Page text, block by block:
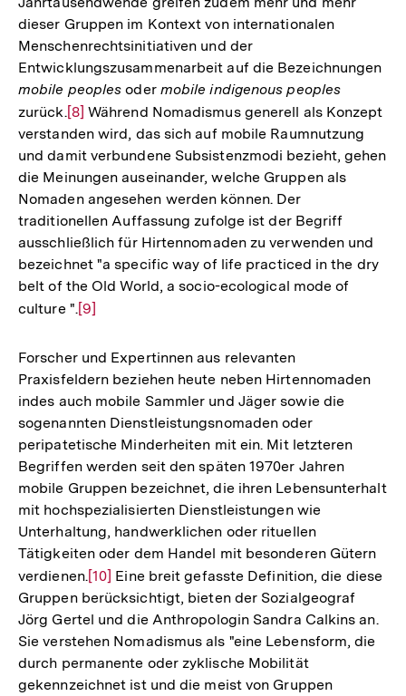
der
dieser Gruppen im Kontext von internationalen
Menschenrechtsinitiativen und der
Entwicklungszusammenarbeit auf die Bezeichnungen
mobile peoples oder mobile indigenous peoples
zurück.Zur
Auflösung
der
Fußnote
[8] Während Nomadismus generell als Konzept
verstanden wird, das sich auf mobile Raumnutzung
und damit verbundene Subsistenzmodi bezieht, gehen
die Meinungen auseinander, welche Gruppen als
Nomaden angesehen werden können. Der
traditionellen Auffassung zufolge ist der Begriff
ausschließlich für Hirtennomaden zu verwenden und
bezeichnet "a specific way of life practiced in the dry
belt of the Old World, a socio-ecological mode of
culture ".Zur
der
Fußnote
[9]
Forscher und Expertinnen aus relevanten
Praxisfeldern beziehen heute neben Hirtennomaden
indes auch mobile Sammler und Jäger sowie die
sogenannten Dienstleistungsnomaden oder
peripatetische Minderheiten mit ein. Mit letzteren
Begriffen werden seit den späten 1970er Jahren
mobile Gruppen bezeichnet, die ihren Lebensunterhalt
mit hochspezialisierten Dienstleistungen wie
Unterhaltung, handwerklichen oder rituellen
Tätigkeiten oder dem Handel mit besonderen Gütern
verdienen.Zur
Auflösung
der
Fußnote
[10] Eine breit gefasste Definition, die diese
Gruppen berücksichtigt, bieten der Sozialgeograf
Jörg Gertel und die Anthropologin Sandra Calkins an.
Sie verstehen Nomadismus als "eine Lebensform, die
durch permanente oder zyklische Mobilität
gekennzeichnet ist und die meist von Gruppen